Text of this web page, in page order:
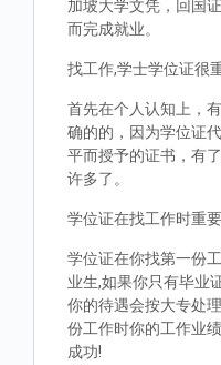
加坡大学文凭，回国
而完成就业。
找工作,学士学位证很
首先在个人认知上，
确的的，因为学位证
平而授予的证书，有
许多了。
学位证在找工作时重
学位证在你找第一份
业生,如果你只有毕业
你的待遇会按大专处
份工作时你的工作业
成功!